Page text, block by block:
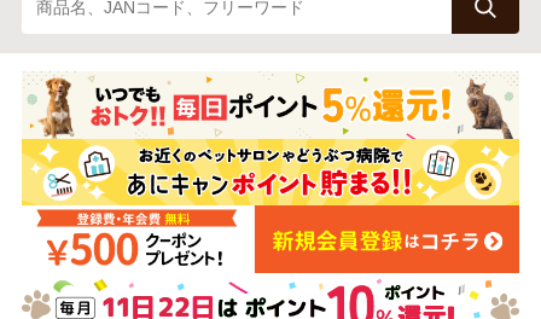
犬 猫
小動物・鳥 アクア・爬虫類・昆虫
ドッグフード キャットフード
ログイン
会員登録
あにまるキャンパスについて
アフターサービス
商品リクエスト